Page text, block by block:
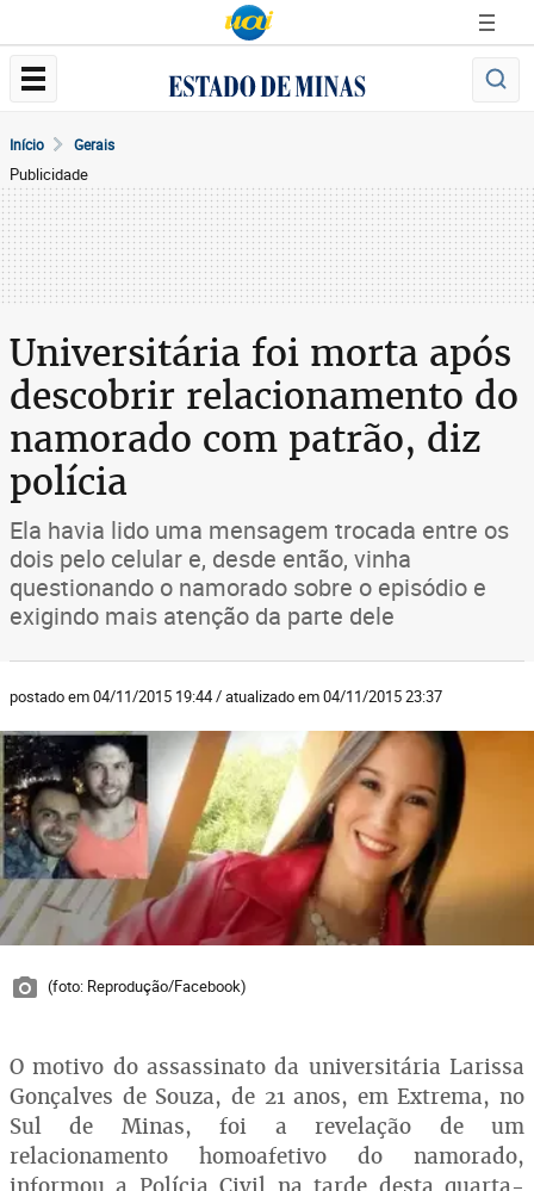
Início Gerais
Publicidade
Universitária foi morta após
descobrir relacionamento do
namorado com patrão, diz
polícia
Ela havia lido uma mensagem trocada entre os
dois pelo celular e, desde então, vinha
questionando o namorado sobre o episódio e
exigindo mais atenção da parte dele
postado em 04/11/2015 19:44 / atualizado em 04/11/2015 23:37
(foto: Reprodução/Facebook)
O motivo do assassinato da universitária Larissa
Gonçalves de Souza, de 21 anos, em Extrema, no
Sul de Minas, foi a revelação de um
relacionamento homoafetivo do namorado,